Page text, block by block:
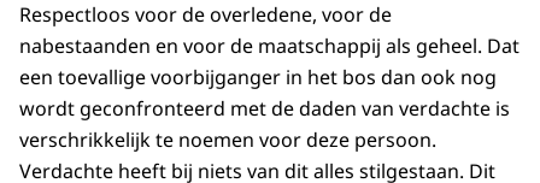
Respectloos voor de overledene, voor de
nabestaanden en voor de maatschappij als geheel. Dat
een toevallige voorbijganger in het bos dan ook nog
wordt geconfronteerd met de daden van verdachte is
verschrikkelijk te noemen voor deze persoon.
Verdachte heeft bij niets van dit alles stilgestaan. Dit